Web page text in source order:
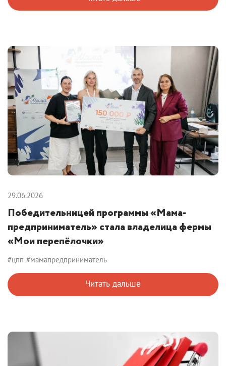
29.06.2026
Победительницей программы «Мама-
предприниматель» стала владелица фермы
«Мои перепёлочки»
#цпп #мамапредприниматель
Читать дальше